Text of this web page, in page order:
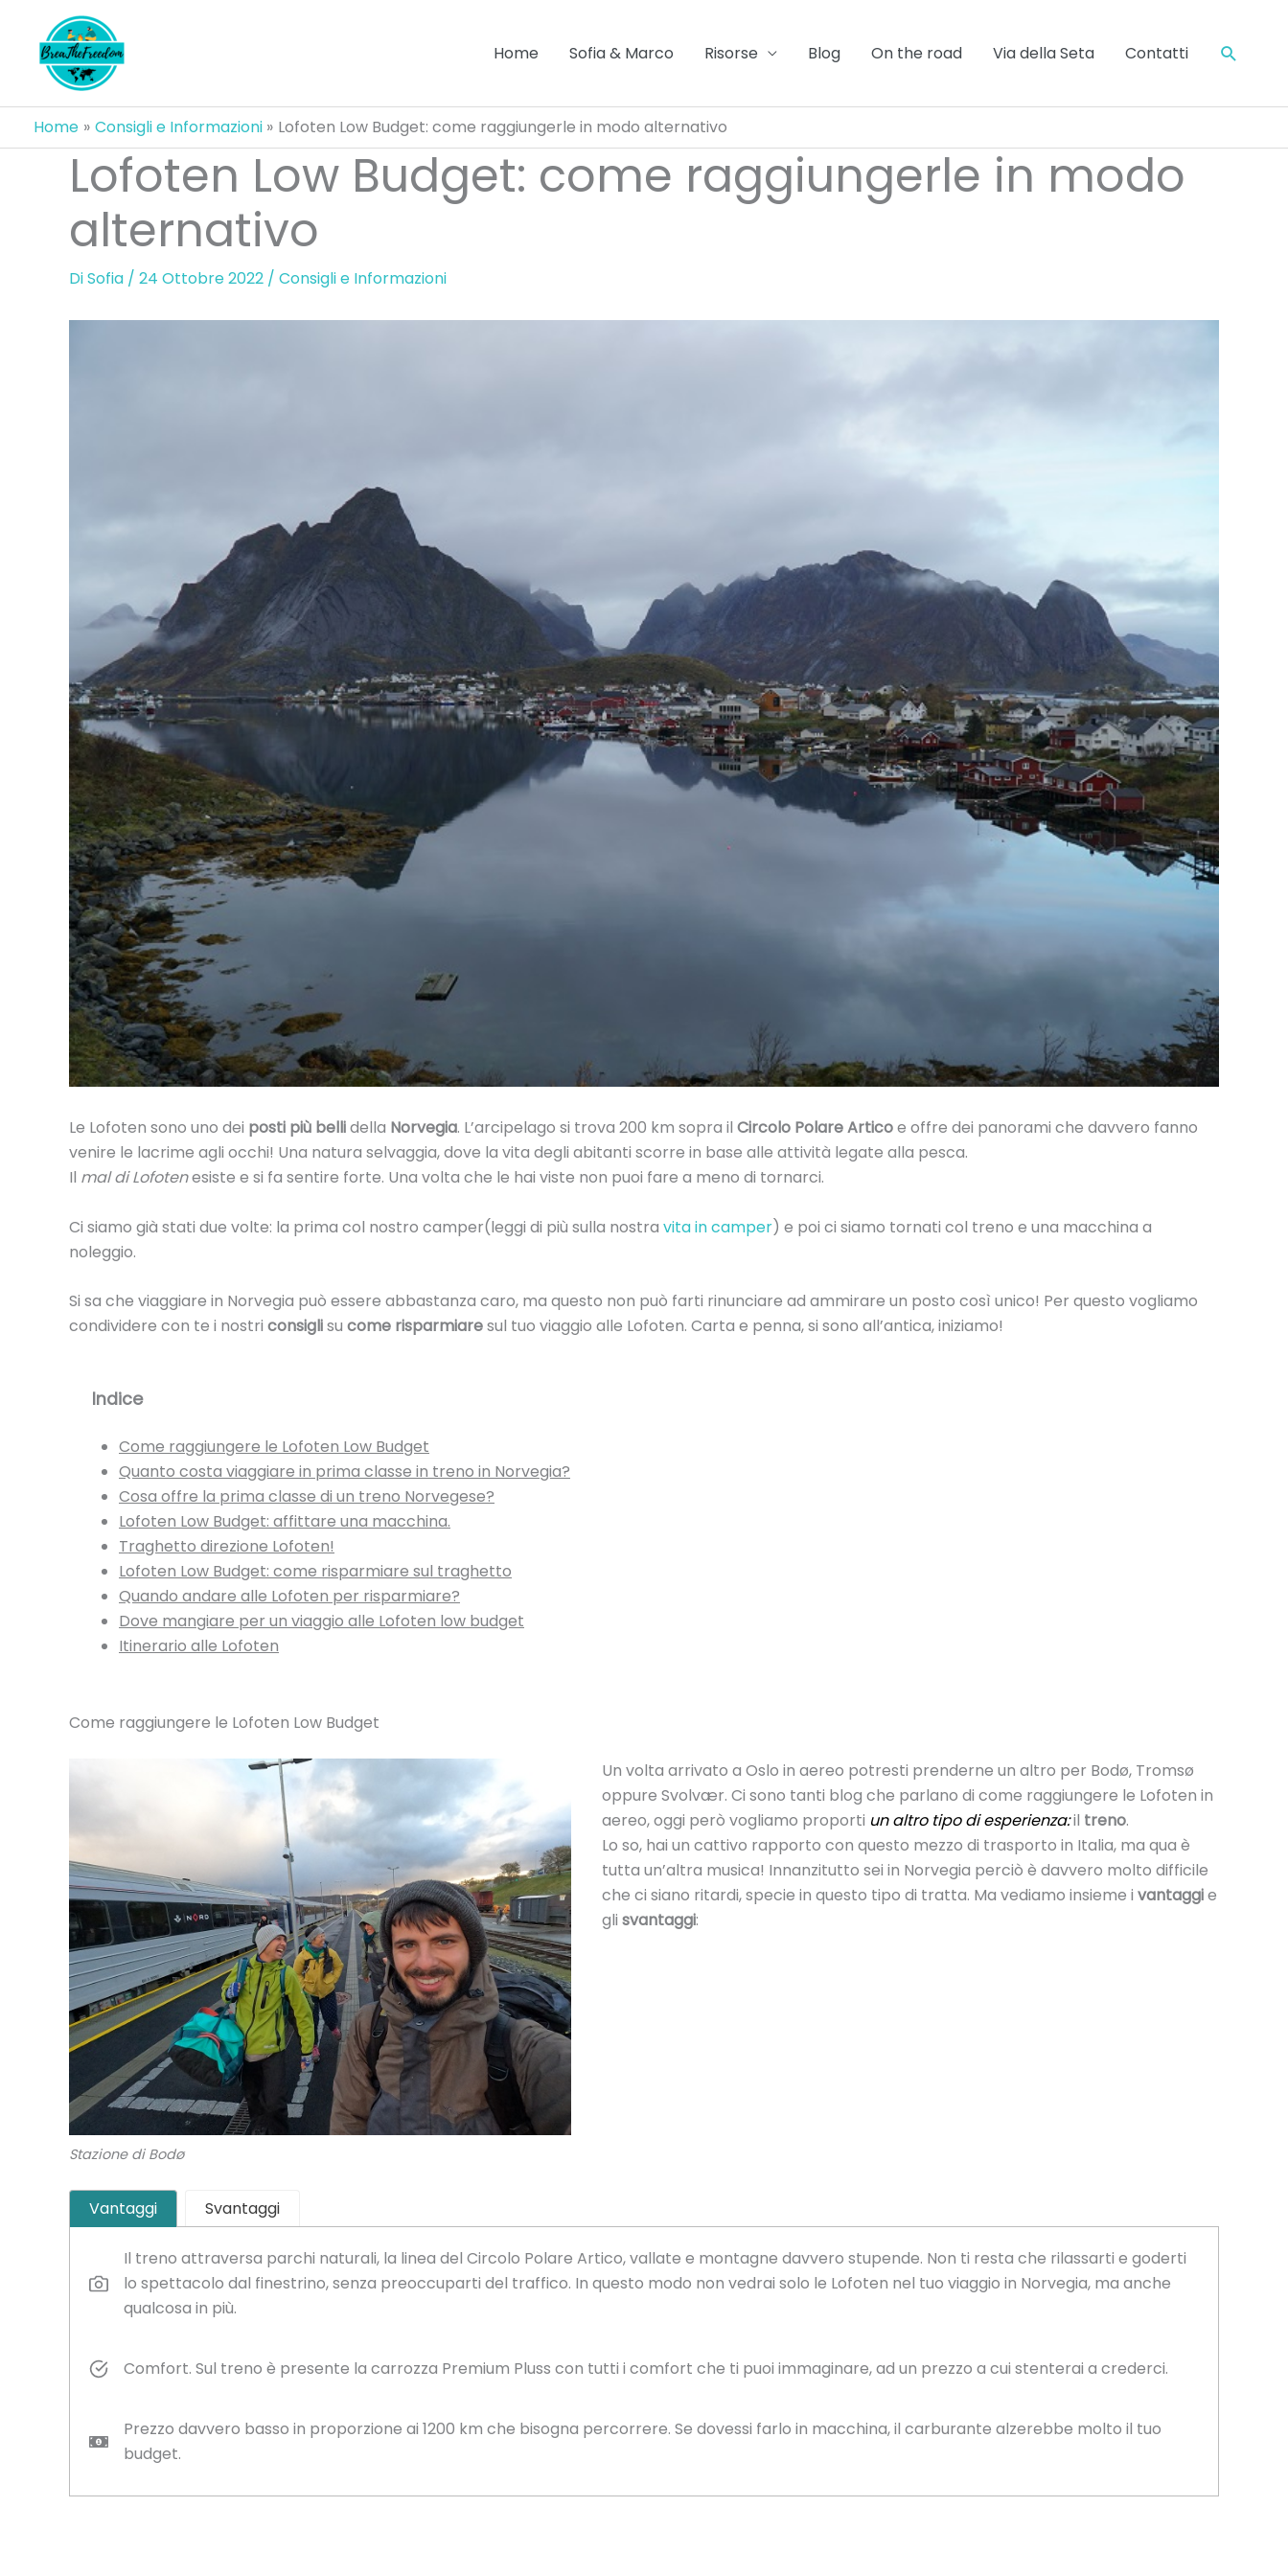
contenuto
Home Sofia & Marco Risorse Blog On the road Via della Seta Contatti Cerca
Home Consigli e Informazioni Lofoten Low Budget: come raggiungerle in modo alternativo
Lofoten Low Budget: come raggiungerle in modo
alternativo
DiSofia / 24 Ottobre 2022 / Consigli e Informazioni
Le Lofoten sono uno dei posti più bellidella Norvegia. L’arcipelago si trova 200 km sopra il Circolo Polare Articoe offre dei panorami che davvero fanno
venire le lacrime agli occhi! Una natura selvaggia, dove la vita degli abitanti scorre in base alle attività legate alla pesca.
Il mal di Lofotenesiste e si fa sentire forte. Una volta che le hai viste non puoi fare a meno di tornarci.
Ci siamo già stati due volte: la prima col nostro camper(leggi di più sulla nostra vita in camper) e poi ci siamo tornati col treno e una macchina a
noleggio.
Si sa che viaggiare in Norvegia può essere abbastanza caro, ma questo non può farti rinunciare ad ammirare un posto così unico! Per questo vogliamo
condividere con te i nostri consiglisu come risparmiaresul tuo viaggio alle Lofoten. Carta e penna, si sono all’antica, iniziamo!
Indice
Come raggiungere le Lofoten Low Budget
Quanto costa viaggiare in prima classe in treno in Norvegia?
Cosa offre la prima classe di un treno Norvegese?
Lofoten Low Budget: affittare una macchina.
Traghetto direzione Lofoten!
Lofoten Low Budget: come risparmiare sul traghetto
Quando andare alle Lofoten per risparmiare?
Dove mangiare per un viaggio alle Lofoten low budget
Itinerario alle Lofoten
Come raggiungere le Lofoten Low Budget
Stazione di Bodø
Un volta arrivato a Oslo in aereo potresti prenderne un altro per Bodø, Tromsø
oppure Svolvær. Ci sono tanti blog che parlano di come raggiungere le Lofoten in
aereo, oggi però vogliamo proporti un altro tipo di esperienza:il treno.
Lo so, hai un cattivo rapporto con questo mezzo di trasporto in Italia, ma qua è
tutta un’altra musica! Innanzitutto sei in Norvegia perciò è davvero molto difficile
che ci siano ritardi, specie in questo tipo di tratta. Ma vediamo insieme i vantaggie
gli svantaggi:
Vantaggi Svantaggi
Il treno attraversa parchi naturali, la linea del Circolo Polare Artico, vallate e montagne davvero stupende. Non ti resta che rilassarti e goderti
lo spettacolo dal finestrino, senza preoccuparti del traffico. In questo modo non vedrai solo le Lofoten nel tuo viaggio in Norvegia, ma anche
qualcosa in più.
Comfort. Sul treno è presente la carrozza Premium Pluss con tutti i comfort che ti puoi immaginare, ad un prezzo a cui stenterai a crederci.
Prezzo davvero basso in proporzione ai 1200 km che bisogna percorrere. Se dovessi farlo in macchina, il carburante alzerebbe molto il tuo
budget.